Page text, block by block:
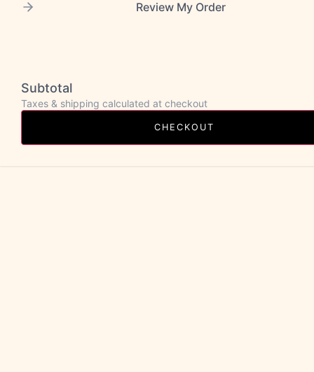
Review My Order
Subtotal
Taxes & shipping calculated at checkout
CHECKOUT